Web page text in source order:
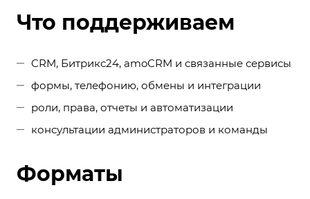
Что поддерживаем
CRM, Битрикс24, amoCRM и связанные сервисы
формы, телефонию, обмены и интеграции
роли, права, отчеты и автоматизации
консультации администраторов и команды
Форматы